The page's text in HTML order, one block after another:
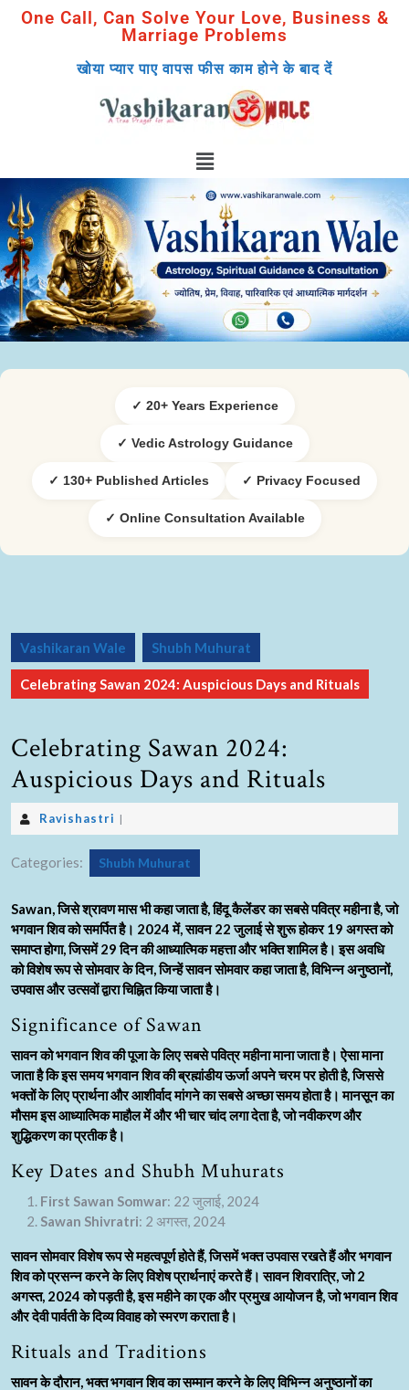
One Call, Can Solve Your Love, Business &
Marriage Problems
खोया प्यार पाए वापस फीस काम होने के बाद दें
✓ 20+ Years Experience
✓ Vedic Astrology Guidance
✓ 130+ Published Articles ✓ Privacy Focused
✓ Online Consultation Available
Vashikaran Wale Shubh Muhurat
Celebrating Sawan 2024: Auspicious Days and Rituals
Celebrating Sawan 2024:
Auspicious Days and Rituals
Ravishastri |
Categories: Shubh Muhurat
Sawan, जिसे श्रावण मास भी कहा जाता है, हिंदू कैलेंडर का सबसे पवित्र महीना है, जो
भगवान शिव को समर्पित है। 2024 में, सावन 22 जुलाई से शुरू होकर 19 अगस्त को
समाप्त होगा, जिसमें 29 दिन की आध्यात्मिक महत्ता और भक्ति शामिल है। इस अवधि
को विशेष रूप से सोमवार के दिन, जिन्हें सावन सोमवार कहा जाता है, विभिन्न अनुष्ठानों,
उपवास और उत्सवों द्वारा चिह्नित किया जाता है।
Significance of Sawan
सावन को भगवान शिव की पूजा के लिए सबसे पवित्र महीना माना जाता है। ऐसा माना
जाता है कि इस समय भगवान शिव की ब्रह्मांडीय ऊर्जा अपने चरम पर होती है, जिससे
भक्तों के लिए प्रार्थना और आशीर्वाद मांगने का सबसे अच्छा समय होता है। मानसून का
मौसम इस आध्यात्मिक माहौल में और भी चार चांद लगा देता है, जो नवीकरण और
शुद्धिकरण का प्रतीक है।
Key Dates and Shubh Muhurats
First Sawan Somwar: 22 जुलाई, 2024
Sawan Shivratri: 2 अगस्त, 2024
सावन सोमवारविशेष रूप से महत्वपूर्ण होते हैं, जिसमें भक्त उपवास रखते हैं और भगवान
शिव को प्रसन्न करने के लिए विशेष प्रार्थनाएं करते हैं।सावन शिवरात्रि, जो 2
अगस्त, 2024 को पड़ती है, इस महीने का एक और प्रमुख आयोजन है, जो भगवान शिव
और देवी पार्वती के दिव्य विवाह को स्मरण कराता है।
Rituals and Traditions
सावन के दौरान, भक्त भगवान शिव का सम्मान करने के लिए विभिन्न अनुष्ठानों का